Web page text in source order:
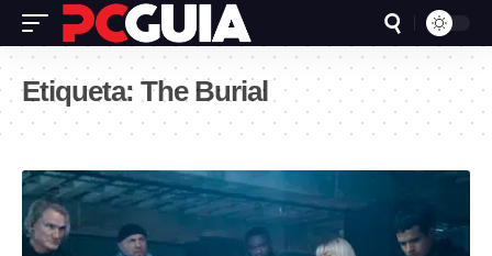
Etiqueta: The Burial